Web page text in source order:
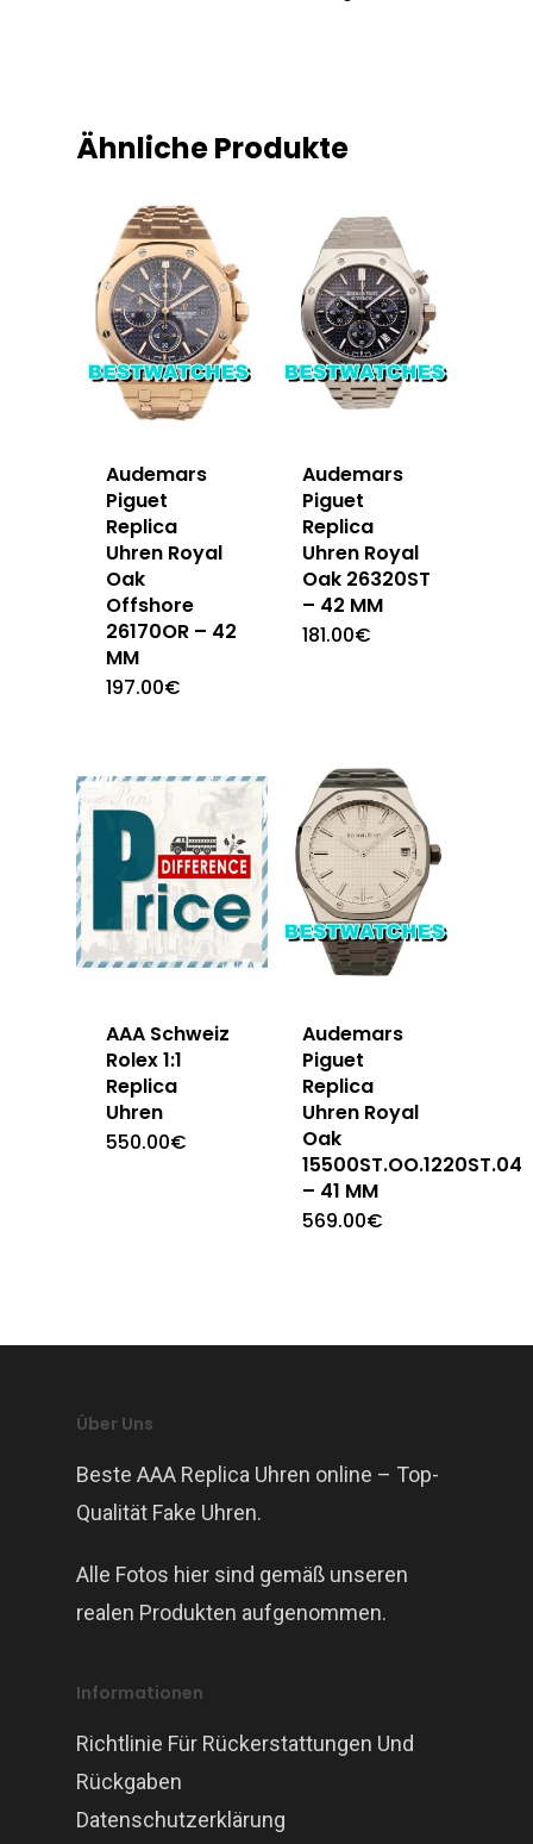
Ähnliche Produkte
Audemars
Piguet
Replica
Uhren Royal
Oak
Offshore
26170OR – 42
MM
197.00€
Audemars
Piguet
Replica
Uhren Royal
Oak 26320ST
– 42 MM
181.00€
AAA Schweiz
Rolex 1:1
Replica
Uhren
550.00€
Audemars
Piguet
Replica
Uhren Royal
Oak
15500ST.OO.1220ST.04
– 41 MM
569.00€
Über Uns
Beste AAA Replica Uhren online – Top-
Qualität Fake Uhren.
Alle Fotos hier sind gemäß unseren
realen Produkten aufgenommen.
Informationen
Richtlinie Für Rückerstattungen Und
Rückgaben
Datenschutzerklärung